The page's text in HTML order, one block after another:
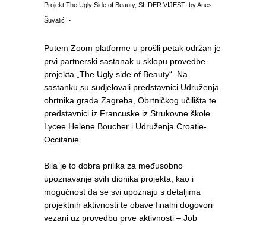
Projekt The Ugly Side of Beauty, SLIDER VIJESTI byAnes
Šuvalić
Putem Zoom platforme u prošli petak održan je
prvi partnerski sastanak u sklopu provedbe
projekta „The Ugly side of Beauty“. Na
sastanku su sudjelovali predstavnici Udruženja
obrtnika grada Zagreba, Obrtničkog učilišta te
predstavnici iz Francuske iz Strukovne škole
Lycee Helene Boucher i Udruženja Croatie-
Occitanie.
Bila je to dobra prilika za međusobno
upoznavanje svih dionika projekta, kao i
mogućnost da se svi upoznaju s detaljima
projektnih aktivnosti te obave finalni dogovori
vezani uz provedbu prve aktivnosti – Job